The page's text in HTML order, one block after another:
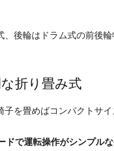
、後輪はドラム式の前後
折り畳み式
子を畳めばコンパクトサ
ドで運転操作がシンプ